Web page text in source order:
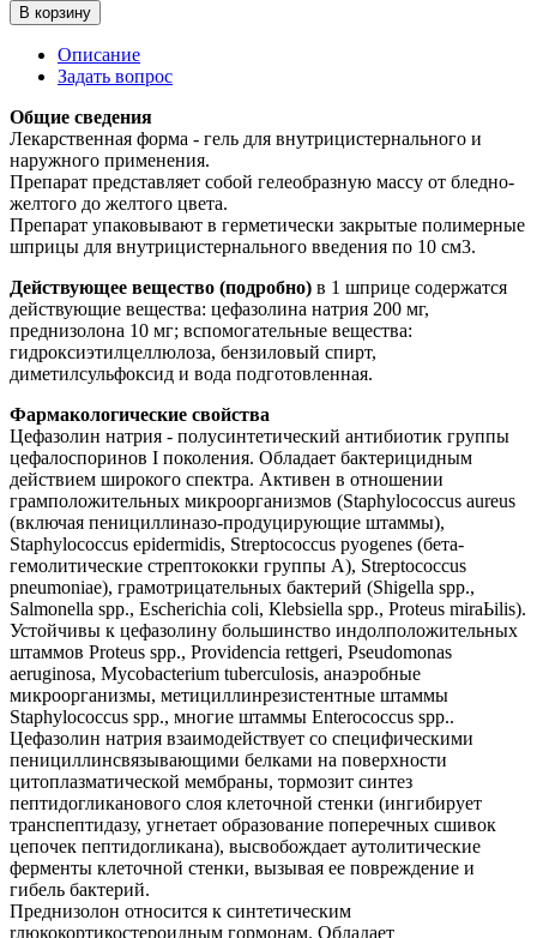
В корзину
Описание
Задать вопрос
Общие сведения
Лекарственная форма - гель для внутрицистернального и
наружного применения.
Препарат представляет собой гелеобразную массу от бледно-
желтого до желтого цвета.
Препарат упаковывают в герметически закрытые полимерные
шприцы для внутрицистернального введения по 10 см3.
Действующее вещество (подробно) в 1 шприце содержатся
действующие вещества: цефазолина натрия 200 мг,
преднизолона 10 мг; вспомогательные вещества:
гидроксиэтилцеллюлоза, бензиловый спирт,
диметилсульфоксид и вода подготовленная.
Фармакологические свойства
Цефазолин натрия - полусинтетический антибиотик группы
цефалоспоринов I поколения. Обладает бактерицидным
действием широкого спектра. Активен в отношении
грамположительных микроорганизмов (Staphylococcus aureus
(включая пенициллиназо-продуцирующие штаммы),
Staphylococcus epidermidis, Streptococcus pyogenes (бета-
гемолитические стрептококки группы А), Streptococcus
pneumoniae), грамотрицательных бактерий (Shigella spp.,
Salmonella spp., Escherichia coli, Кlebsiella spp., Proteus miraЬilis).
Устойчивы к цефазолину большинство индолположительных
штаммов Proteus spp., Providencia rettgeri, Pseudomonas
aeruginosa, Mycobacterium tuberculosis, анаэробные
микроорганизмы, метициллинрезистентные штаммы
Staphylococcus spp., многие штаммы Enterococcus spp..
Цефазолин натрия взаимодействует со специфическими
пенициллинсвязывающими белками на поверхности
цитоплазматической мембраны, тормозит синтез
пептидогликанового слоя клеточной стенки (ингибирует
транспептидазу, угнетает образование поперечных сшивок
цепочек пептидоrликана), высвобождает аутолитические
ферменты клеточной стенки, вызывая ее повреждение и
гибель бактерий.
Преднизолон относится к синтетическим
rлюкокортикостероидным гормонам. Обладает